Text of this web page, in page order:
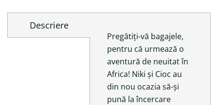
Descriere
Pregătiți-vă bagajele,
pentru că urmează o
aventură de neuitat în
Africa! Niki și Cioc au
din nou ocazia să-și
pună la încercare